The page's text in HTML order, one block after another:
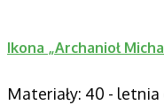
Ikona „Archanioł
Materiały: 40 -